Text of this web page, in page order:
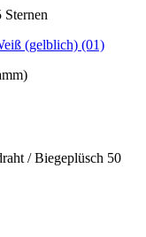
(gelblich) (01)